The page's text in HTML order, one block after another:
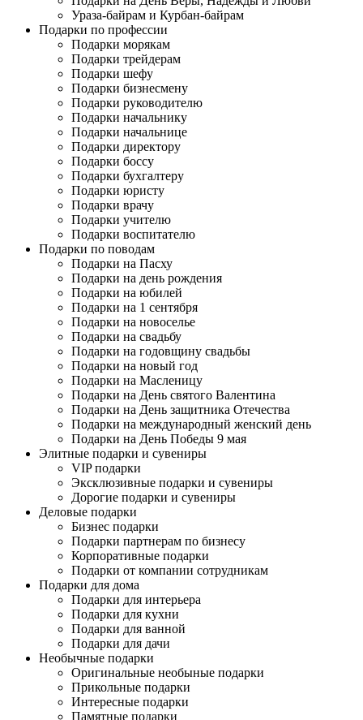
Ураза-байрам и Курбан-байрам
Подарки по профессии
Подарки морякам
Подарки трейдерам
Подарки шефу
Подарки бизнесмену
Подарки руководителю
Подарки начальнику
Подарки начальнице
Подарки директору
Подарки боссу
Подарки бухгалтеру
Подарки юристу
Подарки врачу
Подарки учителю
Подарки воспитателю
Подарки по поводам
Подарки на Пасху
Подарки на день рождения
Подарки на юбилей
Подарки на 1 сентября
Подарки на новоселье
Подарки на свадьбу
Подарки на годовщину свадьбы
Подарки на новый год
Подарки на Масленицу
Подарки на День святого Валентина
Подарки на День защитника Отечества
Подарки на международный женский день
Подарки на День Победы 9 мая
Элитные подарки и сувениры
VIP подарки
Эксклюзивные подарки и сувениры
Дорогие подарки и сувениры
Деловые подарки
Бизнес подарки
Подарки партнерам по бизнесу
Корпоративные подарки
Подарки от компании сотрудникам
Подарки для дома
Подарки для интерьера
Подарки для кухни
Подарки для ванной
Подарки для дачи
Необычные подарки
Оригинальные необыные подарки
Прикольные подарки
Интересные подарки
Памятные подарки